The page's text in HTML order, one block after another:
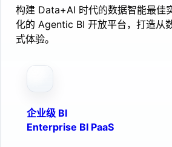
构建 Data+AI 时代的数据智能最佳
化的 Agentic BI 开放平台，打造从
式体验。
企业级 BI
Enterprise BI PaaS